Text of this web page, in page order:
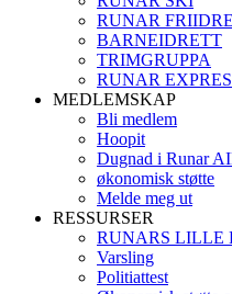
RUNAR
BARNEIDRETT
TRIMGRUPPA
RUNAR
MEDLEMSKAP
Bli medlem
Hoopit
Dugnad i Runar
økonomisk støtte
Melde meg ut
RESSURSER
RUNARS LILLE
Varsling
Politiattest